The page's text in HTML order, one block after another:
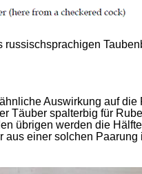
Auswirkung auf die
Täuber spalterbig für
übrigen werden die
einer solchen